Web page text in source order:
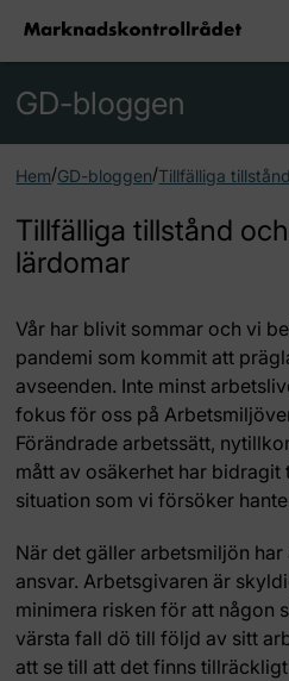
Hem/GD-bloggen/Tillfälliga
GD-bloggen
Tillfälliga tillstånd
lärdomar
Vår har blivit sommar och vi
pandemi som kommit att
avseenden. Inte minst
fokus för oss på
Förändrade arbetssätt,
mått av osäkerhet har
situation som vi försöker
När det gäller arbetsmiljön
ansvar. Arbetsgivaren är
minimera risken för att någon
värsta fall dö till följd av sitt
att se till att det finns